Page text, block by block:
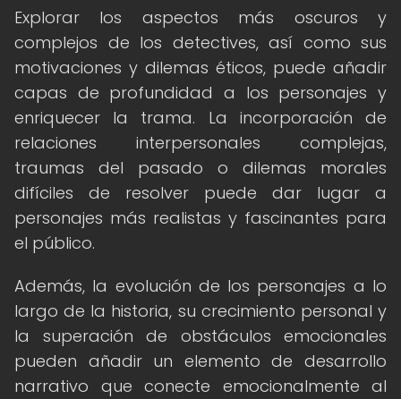
Explorar los aspectos más oscuros y
complejos de los detectives, así como sus
motivaciones y dilemas éticos, puede añadir
capas de profundidad a los personajes y
enriquecer la trama. La incorporación de
relaciones interpersonales complejas,
traumas del pasado o dilemas morales
difíciles de resolver puede dar lugar a
personajes más realistas y fascinantes para
el público.
Además, la evolución de los personajes a lo
largo de la historia, su crecimiento personal y
la superación de obstáculos emocionales
pueden añadir un elemento de desarrollo
narrativo que conecte emocionalmente al